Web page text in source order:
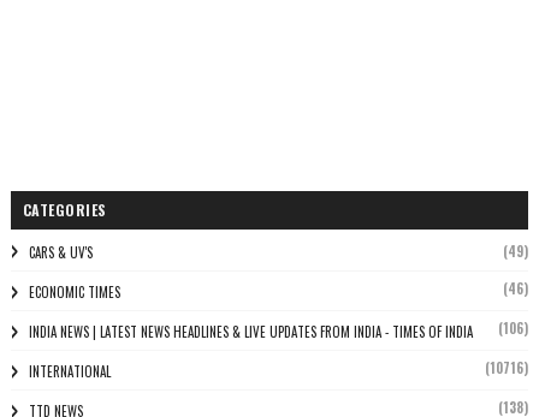
CATEGORIES
CARS & UV'S (49)
ECONOMIC TIMES (46)
INDIA NEWS | LATEST NEWS HEADLINES & LIVE UPDATES FROM INDIA - TIMES OF INDIA (106)
INTERNATIONAL (10716)
TTD NEWS (138)